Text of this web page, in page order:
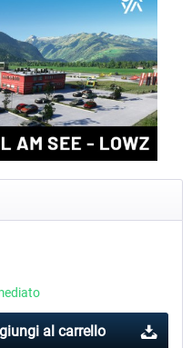
Aerosoft Airport Cologne/
al carrello